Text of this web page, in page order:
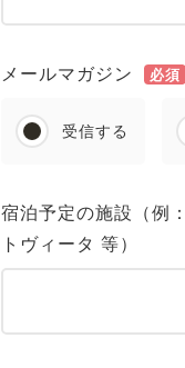
メールマガジン 必須
受信する
宿泊予定の施設（例
トヴィータ 等）